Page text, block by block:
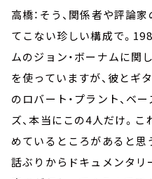
高橋：そう、関係者や評論
てこない珍しい構成で。
ムのジョン・ボーナムに関
を使っていますが、彼とギ
のロバート・プラント、ベ
ズ、本当にこの4人だけ。
めているところがあると思
話ぶりからドキュメンタ